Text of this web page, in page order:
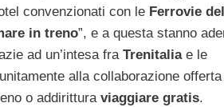
convenzionati con leFerrovie
in treno”, e a questa stanno
ad un’intesa fra Trenitaliae le
alla collaborazione
o addiritturaviaggiare gratis.